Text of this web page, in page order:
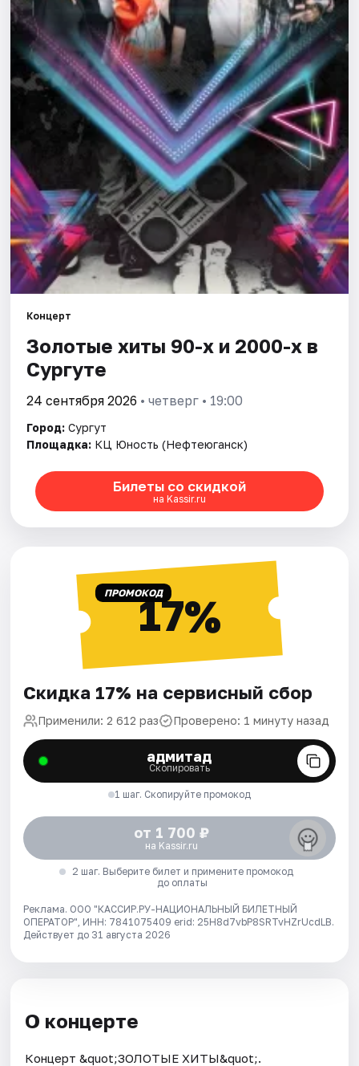
Рейтинги
Концерт
Золотые хиты 90-х и 2000-х в
Сургуте
24 сентября 2026 • четверг • 19:00
Город: Сургут
Площадка: КЦ Юность (Нефтеюганск)
Билеты со скидкой
на Kassir.ru
ПРОМОКОД17%
Скидка 17% на сервисный сбор
Применили: 2 612 раз Проверено: 1 минуту назад
адмитад
Скопировать
1 шаг. Скопируйте промокод
от 1 700 ₽
на Kassir.ru
2 шаг. Выберите билет и примените промокод
до оплаты
Реклама. ООО "КАССИР.РУ-НАЦИОНАЛЬНЫЙ БИЛЕТНЫЙ
ОПЕРАТОР", ИНН: 7841075409 erid: 25H8d7vbP8SRTvHZrUcdLB.
Действует до 31 августа 2026
О концерте
Концерт &quot;ЗОЛОТЫЕ ХИТЫ&quot;.